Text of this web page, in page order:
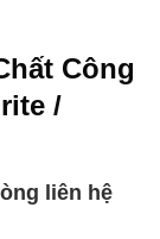
Công
/
liên hệ